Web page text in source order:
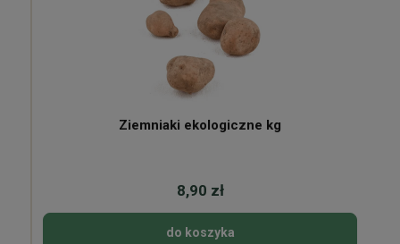
Ziemniaki ekologiczne kg
8,90 zł
do koszyka